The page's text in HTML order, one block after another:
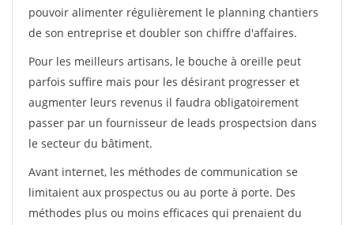
pouvoir alimenter régulièrement le planning chantiers
de son entreprise et doubler son chiffre d'affaires.
Pour les meilleurs artisans, le bouche à oreille peut
parfois suffire mais pour les désirant progresser et
augmenter leurs revenus il faudra obligatoirement
passer par un fournisseur de leads prospectsion dans
le secteur du bâtiment.
Avant internet, les méthodes de communication se
limitaient aux prospectus ou au porte à porte. Des
méthodes plus ou moins efficaces qui prenaient du